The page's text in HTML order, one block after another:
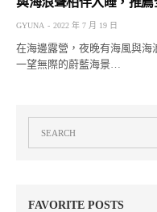
GYUNA 2022 年 7 月 19 日
在海邊露營，夜晚有海風與海
一望無際的蔚藍海景…
FAVORITE POSTS